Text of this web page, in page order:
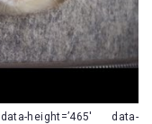
height=’465′ data-